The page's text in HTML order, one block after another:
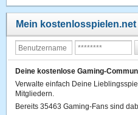
Mein kostenlosspielen.net
Deine kostenlose Gaming-
Verwalte einfach Deine
Mitgliedern.
Bereits 35463 Gaming-Fans sind